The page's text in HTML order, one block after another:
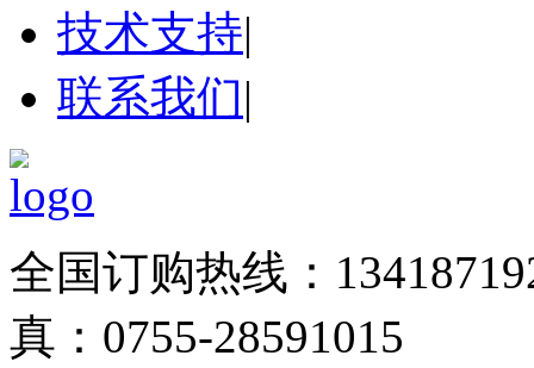
技术支持|
联系我们|
全国订购热线：
真：0755-28591015